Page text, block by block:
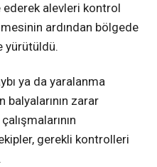
ederek alevleri kontrol
ardından bölgede
yürütüldü.
ya da yaralanma
zarar
gerekli kontrolleri